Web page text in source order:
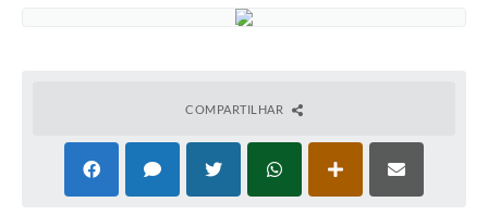
COMPARTILHAR